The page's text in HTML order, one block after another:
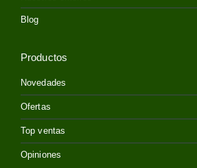
Blog
Productos
Novedades
Ofertas
Top ventas
Opiniones